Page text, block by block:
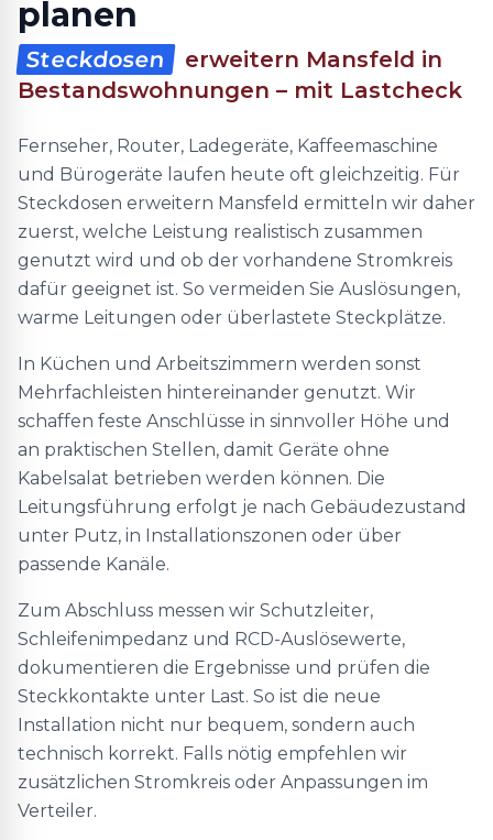
planen
Steckdosen
erweitern Mansfeld in
Bestandswohnungen – mit Lastcheck
Fernseher, Router, Ladegeräte, Kaffeemaschine
und Bürogeräte laufen heute oft gleichzeitig. Für
Steckdosen erweitern Mansfeld ermitteln wir daher
zuerst, welche Leistung realistisch zusammen
genutzt wird und ob der vorhandene Stromkreis
dafür geeignet ist. So vermeiden Sie Auslösungen,
warme Leitungen oder überlastete Steckplätze.
In Küchen und Arbeitszimmern werden sonst
Mehrfachleisten hintereinander genutzt. Wir
schaffen feste Anschlüsse in sinnvoller Höhe und
an praktischen Stellen, damit Geräte ohne
Kabelsalat betrieben werden können. Die
Leitungsführung erfolgt je nach Gebäudezustand
unter Putz, in Installationszonen oder über
passende Kanäle.
Zum Abschluss messen wir Schutzleiter,
Schleifenimpedanz und RCD-Auslösewerte,
dokumentieren die Ergebnisse und prüfen die
Steckkontakte unter Last. So ist die neue
Installation nicht nur bequem, sondern auch
technisch korrekt. Falls nötig empfehlen wir
zusätzlichen Stromkreis oder Anpassungen im
Verteiler.